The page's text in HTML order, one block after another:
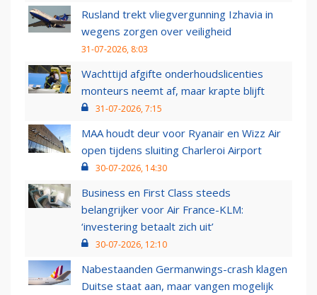
Rusland trekt vliegvergunning Izhavia in
wegens zorgen over veiligheid
31-07-2026, 8:03
Wachttijd afgifte onderhoudslicenties
monteurs neemt af, maar krapte blijft
31-07-2026, 7:15
MAA houdt deur voor Ryanair en Wizz Air
open tijdens sluiting Charleroi Airport
30-07-2026, 14:30
Business en First Class steeds
belangrijker voor Air France-KLM:
‘investering betaalt zich uit’
30-07-2026, 12:10
Nabestaanden Germanwings-crash klagen
Duitse staat aan, maar vangen mogelijk